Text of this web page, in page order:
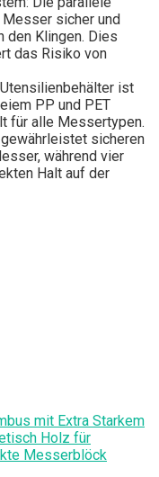
sicher und
den Klingen. Dies
das Risiko von
ist
PP und PET
für alle Messertypen.
sicheren
während vier
Halt auf der
mit Extra Starkem
Holz für
Messerblöck